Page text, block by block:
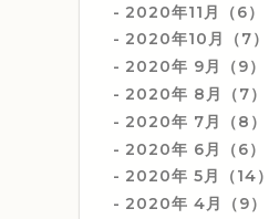
2020年11月（6）
2020年10月（7）
2020年 9月（9）
2020年 8月（7）
2020年 7月（8）
2020年 6月（6）
2020年 5月（14）
2020年 4月（9）